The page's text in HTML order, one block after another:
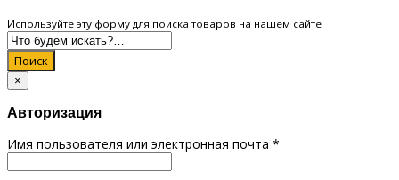
Используйте эту форму для поиска товаров на нашем сайте
Поиск
×
Авторизация
Имя пользователя или электронная почта *